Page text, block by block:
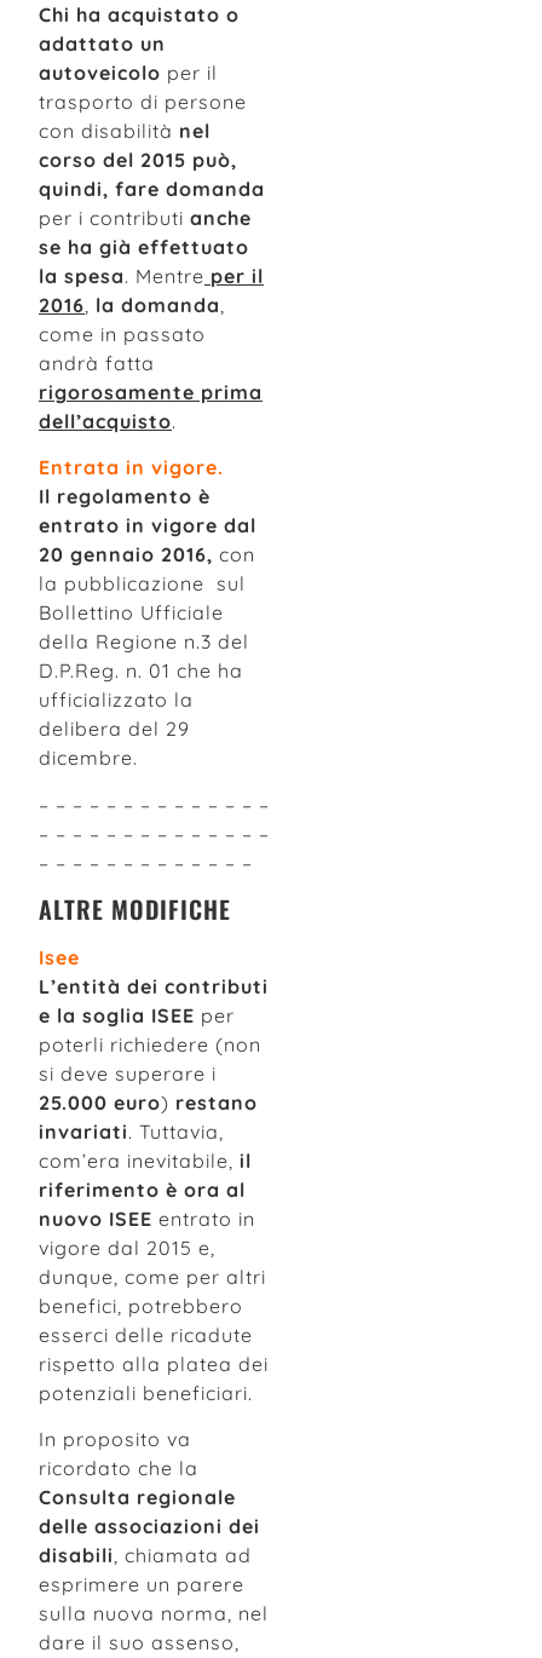
Chi ha acquistato o
adattato un
autoveicolo per il
trasporto di persone
con disabilità nel
corso del 2015 può,
quindi, fare domanda
per i contributi anche
se ha già effettuato
la spesa. Mentre per il
2016 la domanda
come in passato
andrà fatta
rigorosamente prima
dell’acquisto.
Entrata in vigore.
Il regolamento è
entrato in vigore dal
20 gennaio 2016, con
la pubblicazione sul
Bollettino Ufficiale
della Regione n.3 del
D.P.Reg. n. 01 che ha
ufficializzato la
delibera del 29
dicembre.
– – – – – – – – – – – – – –
– – – – – – – – – – – – – –
– – – – – – – – – – – – –
ALTRE MODIFICHE
Isee
L’entità dei contributi
e la soglia ISEE per
poterli richiedere (non
si deve superare i
25.000 euro) restano
invariati. Tuttavia,
com’era inevitabile, il
riferimento è ora al
nuovo ISEE entrato in
vigore dal 2015 e,
dunque, come per altri
benefici, potrebbero
esserci delle ricadute
rispetto alla platea dei
potenziali beneficiari.
In proposito va
ricordato che la
Consulta regionale
delle associazioni dei
disabili, chiamata ad
esprimere un parere
sulla nuova norma, nel
dare il suo assenso,